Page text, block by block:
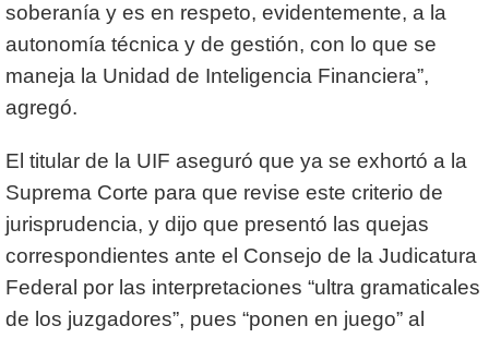
soberanía y es en respeto, evidentemente, a la
autonomía técnica y de gestión, con lo que se
maneja la Unidad de Inteligencia Financiera”,
agregó.
El titular de la UIF aseguró que ya se exhortó a la
Suprema Corte para que revise este criterio de
jurisprudencia, y dijo que presentó las quejas
correspondientes ante el Consejo de la Judicatura
Federal por las interpretaciones “ultra gramaticales
de los juzgadores”, pues “ponen en juego” al